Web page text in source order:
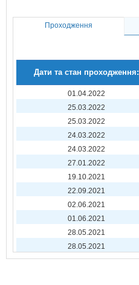
Проходження
Дати та стан проходження:
01.04.2022
25.03.2022
25.03.2022
24.03.2022
24.03.2022
27.01.2022
19.10.2021
22.09.2021
02.06.2021
01.06.2021
28.05.2021
28.05.2021